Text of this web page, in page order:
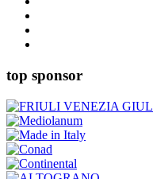
top sponsor